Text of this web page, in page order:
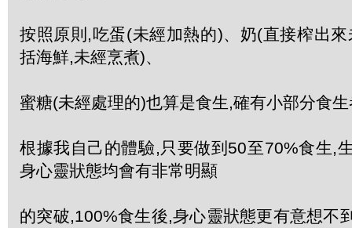
按照原則,吃蛋(未經加熱的)、奶(直接榨出
括海鮮,未經烹煮)、
蜜糖(未經處理的)也算是食生,確有小部分食
根據我自己的體驗,只要做到50至70%食生,
身心靈狀態均會有非常明顯
的突破,100%食生後,身心靈狀態更有意想不